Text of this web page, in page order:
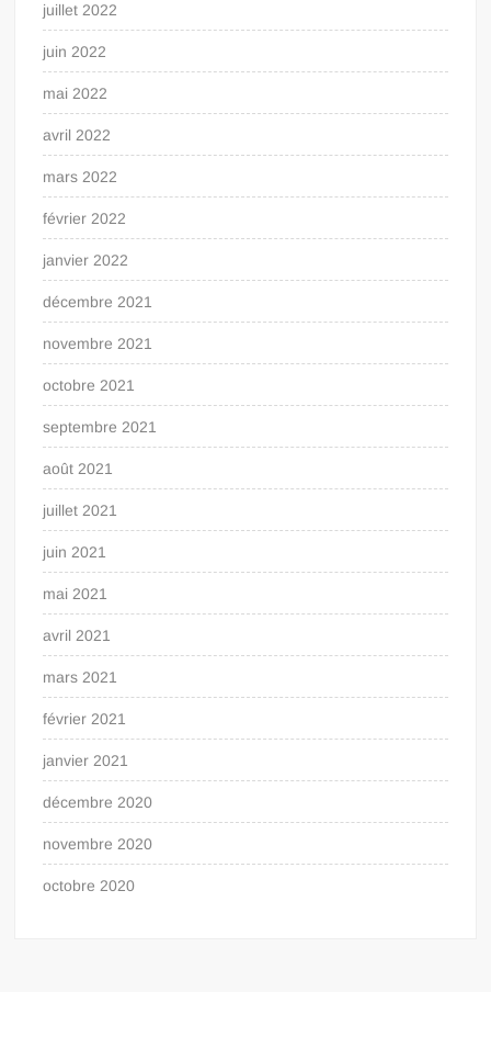
juillet 2022
juin 2022
mai 2022
avril 2022
mars 2022
février 2022
janvier 2022
décembre 2021
novembre 2021
octobre 2021
septembre 2021
août 2021
juillet 2021
juin 2021
mai 2021
avril 2021
mars 2021
février 2021
janvier 2021
décembre 2020
novembre 2020
octobre 2020